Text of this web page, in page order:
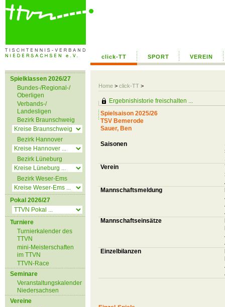
click-TT SPORT VEREIN
Home > click-TT >
Spielklassen 2026/27
Bundes-/Regional-/
Oberligen
Verbands-/
Landesligen
Bezirk Braunschweig
Bezirk Hannover
Bezirk Lüneburg
Bezirk Weser-Ems
Pokal 2026/27
Turniere
Turnierkalender des
TTVN
mini-Meisterschaften
im TTVN
TTVN-Race
Seminare
Veranstaltungskalender
Niedersachsen
Vereine
Ergebnishistorie freischalten ...
Spielsaison 2025/26
TSV Bemerode
Sauer, Ben
Saisonen
Verein
Mannschaftsmeldung
Mannschaftseinsätze
Einzelbilanzen